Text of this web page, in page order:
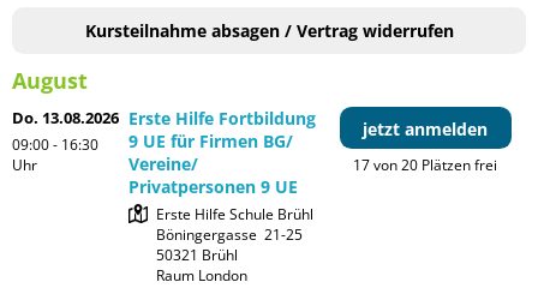
Kursteilnahme absagen / Vertrag widerrufen
August
Do. 13.08.2026
09:00 - 16:30
Uhr
Erste Hilfe Fortbildung
9 UE für Firmen BG/
Vereine/
Privatpersonen 9 UE
Erste Hilfe Schule Brühl
Böningergasse  21-25
50321 Brühl
Raum London
jetzt anmelden
17 von 20 Plätzen frei